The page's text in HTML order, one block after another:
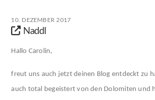
10. DEZEMBER 2017
Naddl
Hallo Carolin,
freut uns auch jetzt deinen Blog entdeckt zu
auch total begeistert von den Dolomiten und